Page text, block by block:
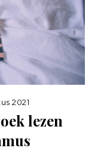
2021
lezen